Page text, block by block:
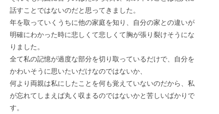
話すことではないのだと思ってきました。
年を取っていくうちに他の家庭を知り、自分の家との違いが
明確にわかった時に悲しくて悲しくて胸が張り裂けそうにな
りました。
全て私の記憶が過度な部分を切り取っているだけで、自分を
かわいそうに思いたいだけなのではないか、
何より両親は私にしたことを何も覚えていないのだから、私
が忘れてしまえば丸く収まるのではないかと苦しいばかりで
す。